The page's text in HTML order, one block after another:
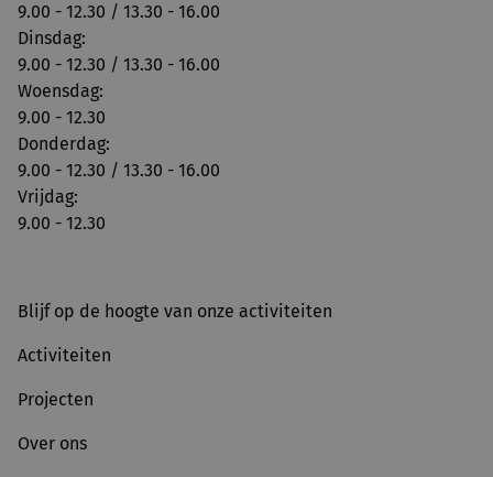
9.00 - 12.30 / 13.30 - 16.00
Dinsdag:
9.00 - 12.30 / 13.30 - 16.00
Woensdag:
9.00 - 12.30
Donderdag:
9.00 - 12.30 / 13.30 - 16.00
Vrijdag:
9.00 - 12.30
Blijf op de hoogte van onze activiteiten
Activiteiten
Projecten
Over ons